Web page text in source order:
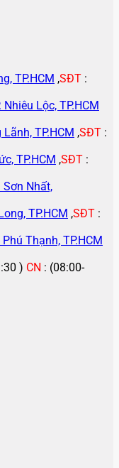
TP.HCM ,SĐT :
Lộc, TP.HCM
TP.HCM ,SĐT :
TP.HCM ,SĐT :
Sơn Nhất,
TP.HCM ,SĐT :
Thạnh, TP.HCM
) CN : (08:00-